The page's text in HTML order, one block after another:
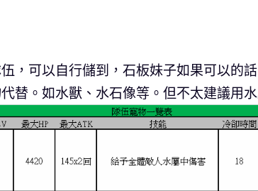
，可以自行儲到，石板妹子如果可以的
替。如水獸、水石像等。但不太建議用